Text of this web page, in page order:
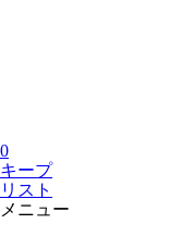
0
キープ
リスト
メニュー